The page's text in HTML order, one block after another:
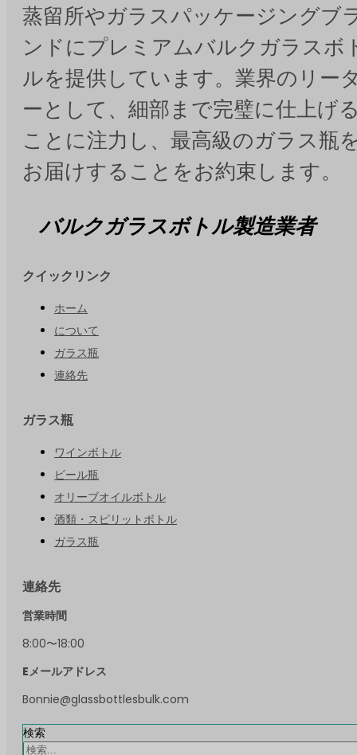
蒸留所やガラスパッケージングブ
ンドにプレミアムバルクガラスボ
ルを提供しています。業界のリー
ーとして、細部まで完璧に仕上げ
ことに注力し、最高級のガラス瓶
お届けすることをお約束します。
バルクガラスボトル製造業者
クイックリンク
ホーム
について
ガラス瓶
連絡先
ガラス瓶
ワインボトル
ビール瓶
オリーブオイルボトル
酒類・スピリットボトル
ガラス瓶
連絡先
営業時間
8:00〜18:00
Eメールアドレス
Bonnie@glassbottlesbulk.com
検索